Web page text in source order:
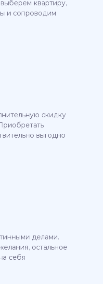
квартиру,
и сопроводим
скидку
выгодно
делами.
остальное
себя